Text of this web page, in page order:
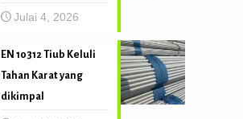
Julai 4, 2026
EN 10312 Tiub Keluli
Tahan Karat yang
dikimpal